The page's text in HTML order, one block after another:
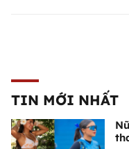
TIN MỚI NHẤT